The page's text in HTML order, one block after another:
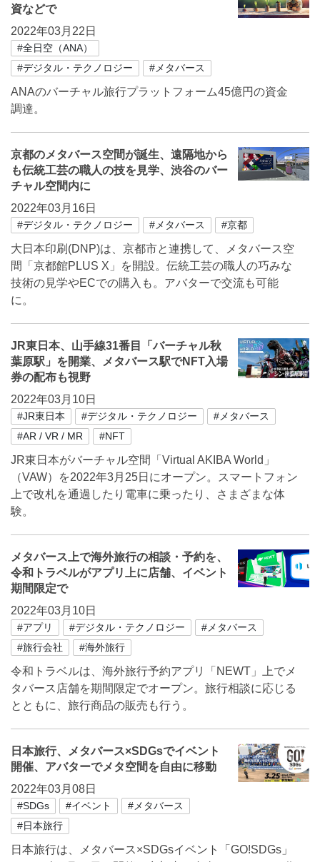
資などで
2022年03月22日
#全日空（ANA）
#デジタル・テクノロジー
#メタバース
ANAのバーチャル旅行プラットフォーム45億円の資金
調達。
京都のメタバース空間が誕生、遠隔地から
も伝統工芸の職人の技を見学、渋谷のバー
チャル空間内に
2022年03月16日
#デジタル・テクノロジー #メタバース #京都
大日本印刷(DNP)は、京都市と連携して、メタバース空
間「京都館PLUS X」を開設。伝統工芸の職人の巧みな
技術の見学やECでの購入も。アバターで交流も可能
に。
JR東日本、山手線31番目「バーチャル秋
葉原駅」を開業、メタバース駅でNFT入場
券の配布も視野
2022年03月10日
#JR東日本 #デジタル・テクノロジー
#メタバース
#AR / VR / MR
#NFT
JR東日本がバーチャル空間「Virtual AKIBA World」
（VAW）を2022年3月25日にオープン。スマートフォン
上で改札を通過したり電車に乗ったり、さまざまな体
験。
メタバース上で海外旅行の相談・予約を、
令和トラベルがアプリ上に店舗、イベント
期間限定で
2022年03月10日
#アプリ #デジタル・テクノロジー
#メタバース
#旅行会社
#海外旅行
令和トラベルは、海外旅行予約アプリ「NEWT」上でメ
タバース店舗を期間限定でオープン。旅行相談に応じる
とともに、旅行商品の販売も行う。
日本旅行、メタバース×SDGsでイベント
開催、アバターでメタ空間を自由に移動
2022年03月08日
#SDGs #イベント
#メタバース
#日本旅行
日本旅行は、メタバース×SDGsイベント「GO!SDGs」